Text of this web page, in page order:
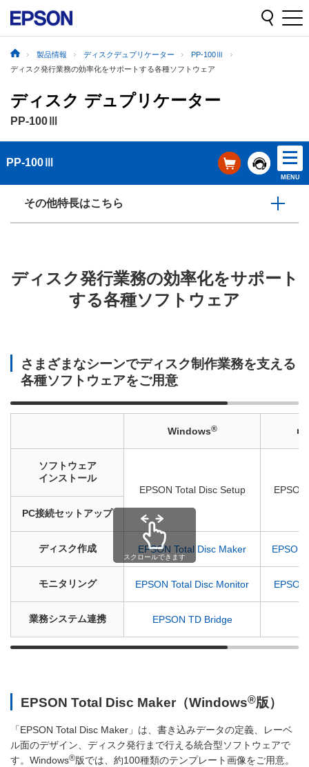
製品情報 ディスクデュプリケーター
PP-100Ⅲ
ディスク発行業務の効率化をサポートする各種ソフトウェア
ディスク デュプリケーター
PP-100Ⅲ
PP-100Ⅲ
MENU
その他特長はこちら
ディスク発行業務の効率化をサポート
する各種ソフトウェア
さまざまなシーンでディスク制作業務を支える
各種ソフトウェアをご用意
Windows®
ソフトウェア
インストール
EPSON Total Disc Setup
PC接続セットアップ
ディスク作成 EPSON Total Disc Maker EPSON
モニタリング EPSON Total Disc Monitor
業務システム連携 EPSON TD Bridge
スクロールできます
EPSON Total Disc Maker（Windows®版）
「EPSON Total Disc Maker」は、書き込みデータの定義、レーベ
ル面のデザイン、ディスク発行まで行える統合型ソフトウェアで
す。Windows®版では、約100種類のテンプレート画像をご用意。